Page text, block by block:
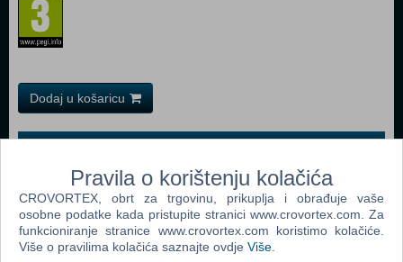
Dodaj u košaricu
Popularno
The Sims 2 (PC)
The Sims 2 Pets Expansion Pack (PC)
Bratz Rock Angelz (PC)
Pravila o korištenju kolačića
CROVORTEX, obrt za trgovinu, prikuplja i obrađuje vaše
osobne podatke kada pristupite stranici www.crovortex.com. Za
funkcioniranje stranice www.crovortex.com koristimo kolačiće.
Više o pravilima kolačića saznajte ovdje Više